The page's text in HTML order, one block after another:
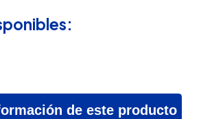
de este producto